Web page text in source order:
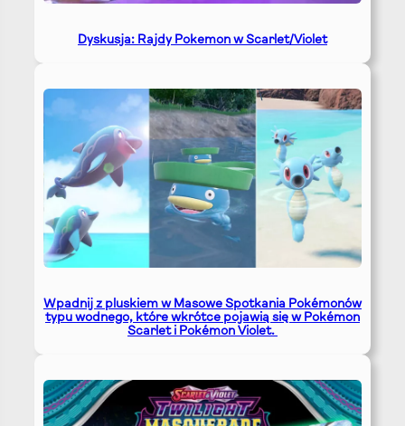
Dyskusja: Rajdy Pokemon w Scarlet/Violet
Wpadnij z pluskiem w Masowe Spotkania Pokémonów
typu wodnego, które wkrótce pojawią się w Pokémon
Scarlet i Pokémon Violet.